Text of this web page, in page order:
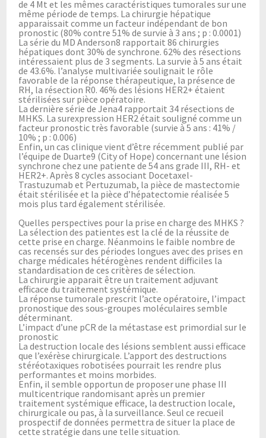
de 4 Mt et les mêmes caractéristiques tumorales sur une
même période de temps. La chirurgie hépatique
apparaissait comme un facteur indépendant de bon
pronostic (80% contre 51% de survie à 3 ans ; p : 0.0001)
La série du MD Anderson8 rapportait 86 chirurgies
hépatiques dont 30% de synchrone. 62% des résections
intéressaient plus de 3 segments. La survie à 5 ans était
de 43.6%. l’analyse multivariée soulignait le rôle
favorable de la réponse thérapeutique, la présence de
RH, la résection R0. 46% des lésions HER2+ étaient
stérilisées sur pièce opératoire.
La dernière série de Jena4 rapportait 34 résections de
MHKS. La surexpression HER2 était souligné comme un
facteur pronostic très favorable (survie à 5 ans : 41% /
10% ; p : 0.006)
Enfin, un cas clinique vient d’être récemment publié par
l’équipe de Duarte9 (City of Hope) concernant une lésion
synchrone chez une patiente de 54 ans grade III, RH- et
HER2+. Après 8 cycles associant Docetaxel-
Trastuzumab et Pertuzumab, la pièce de mastectomie
était stérilisée et la pièce d’hépatectomie réalisée 5
mois plus tard également stérilisée.
Quelles perspectives pour la prise en charge des MHKS ?
La sélection des patientes est la clé de la réussite de
cette prise en charge. Néanmoins le faible nombre de
cas recensés sur des périodes longues avec des prises en
charge médicales hétérogènes rendent difficiles la
standardisation de ces critères de sélection.
La chirurgie apparait être un traitement adjuvant
efficace du traitement systémique.
La réponse tumorale prescrit l’acte opératoire, l’impact
pronostique des sous-groupes moléculaires semble
déterminant.
L’impact d’une pCR de la métastase est primordial sur le
pronostic
La destruction locale des lésions semblent aussi efficace
que l’exérèse chirurgicale. L’apport des destructions
stéréotaxiques robotisées pourrait les rendre plus
performantes et moins morbides.
Enfin, il semble opportun de proposer une phase III
multicentrique randomisant après un premier
traitement systémique efficace, la destruction locale,
chirurgicale ou pas, à la surveillance. Seul ce recueil
prospectif de données permettra de situer la place de
cette stratégie dans une telle situation.